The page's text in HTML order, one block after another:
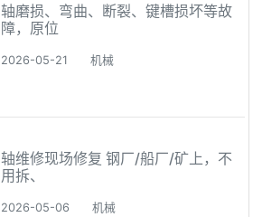
轴磨损、弯曲、断裂、键槽损坏等故
障，原位
2026-05-21 机械
轴维修现场修复 钢厂/船厂/矿上，不
用拆、
2026-05-06 机械